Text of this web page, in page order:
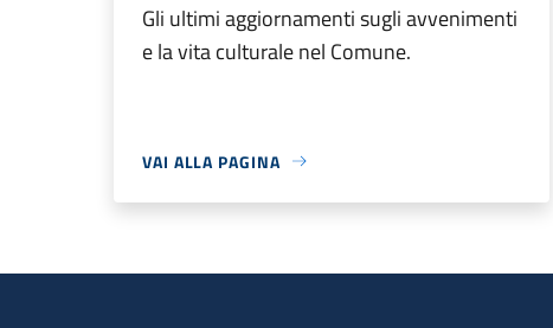
Gli ultimi aggiornamenti sugli avvenimenti
e la vita culturale nel Comune.
VAI ALLA PAGINA